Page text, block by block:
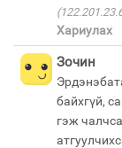
Хариулах
Зочин
байхгүй,
гэж